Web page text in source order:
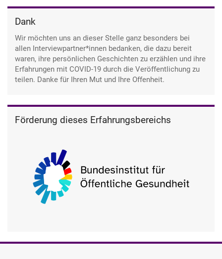
Dank
Wir möchten uns an dieser Stelle ganz besonders bei
allen Interviewpartner*innen bedanken, die dazu bereit
waren, ihre persönlichen Geschichten zu erzählen und ihre
Erfahrungen mit COVID-19 durch die Veröffentlichung zu
teilen. Danke für Ihren Mut und Ihre Offenheit.
Förderung dieses Erfahrungsbereichs